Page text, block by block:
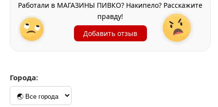
Работали в МАГАЗИНЫ ПИВКО? Накипело? Расскажите
правду!
Добавить отзыв
Города: